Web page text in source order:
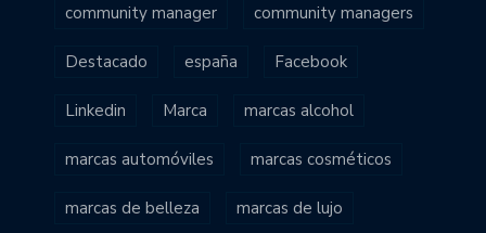
community manager community managers
Destacado españa Facebook
Linkedin Marca marcas alcohol
marcas automóviles marcas cosméticos
marcas de belleza marcas de lujo